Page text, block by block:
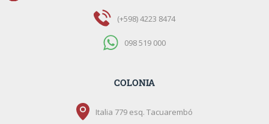
(+598) 4223 8474
098 519 000
COLONIA
Italia 779 esq. Tacuarembó